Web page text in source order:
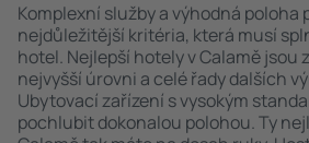
Komplexní služby a výhodná poloha
nejdůležitější kritéria, která musí
hotel. Nejlepší hotely v Calamě jsou
nejvyšší úrovni a celé řady dalších
Ubytovací zařízení s vysokým
pochlubit dokonalou polohou. Ty